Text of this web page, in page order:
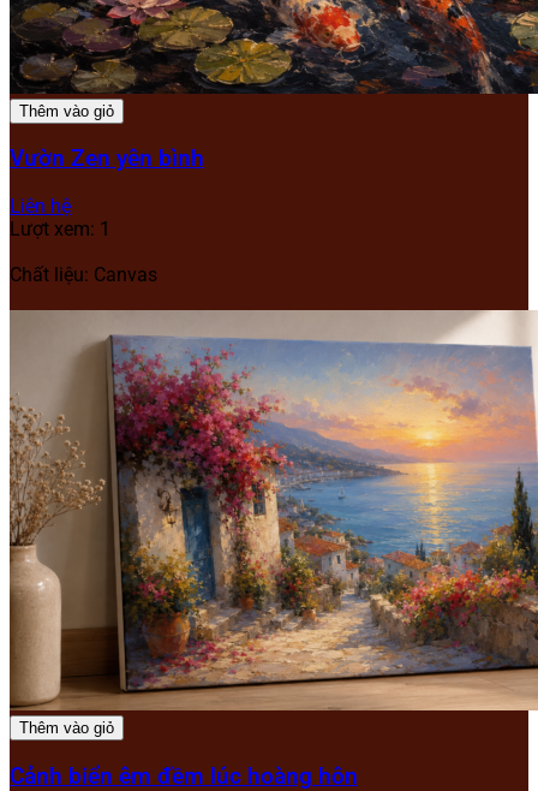
Thêm vào giỏ
Vườn Zen yên bình
Liên hệ
Lượt xem: 1
Chất liệu: Canvas
Thêm vào giỏ
Cảnh biển êm đềm lúc hoàng hôn